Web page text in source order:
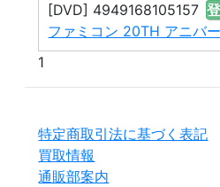
[DVD] 4949168105157
ファミコン 20TH アニバ
1
特定商取引法に基づく表記
買取情報
通販部案内